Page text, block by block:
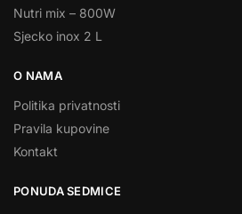
Nutri mix – 800W
Sjecko inox 2 L
O NAMA
Politika privatnosti
Pravila kupovine
Kontakt
PONUDA SEDMICE